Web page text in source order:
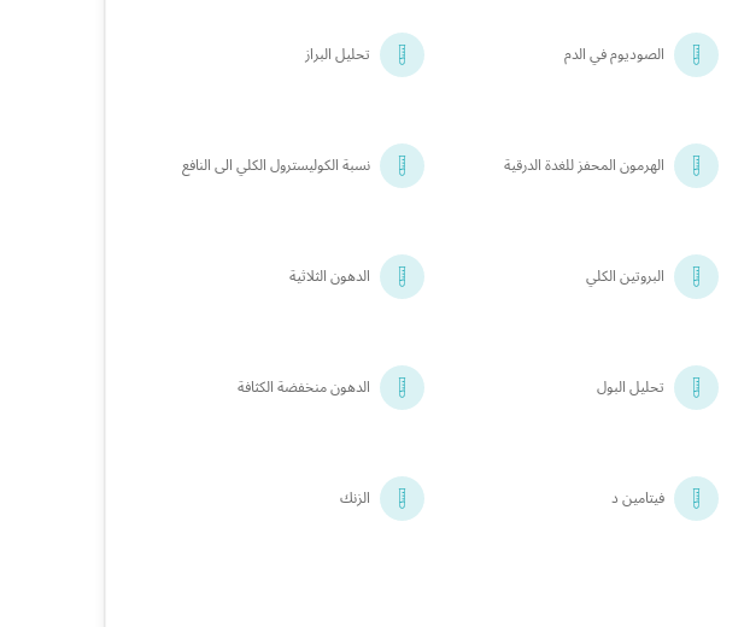
الصوديوم في الدم تحليل البراز
الهرمون المحفز للغدة الدرقية نسبة الكوليسترول الكلي الى النافع
البروتين الكلي الدهون الثلاثية
تحليل البول الدهون منخفضة الكثافة
فيتامين د الزنك